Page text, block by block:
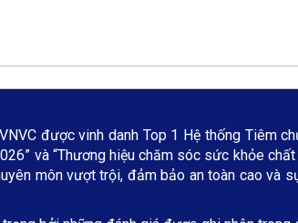
được vinh danh Top 1 Hệ thống Tiêm
và “Thương hiệu chăm sóc sức khỏe
môn vượt trội, đảm bảo an toàn cao và